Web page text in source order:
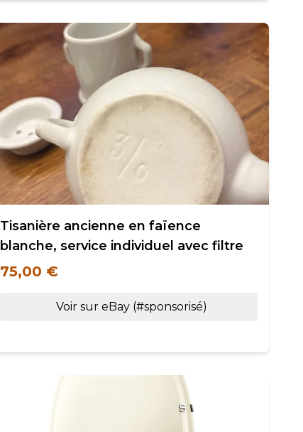
Tisanière ancienne en faïence
blanche, service individuel avec filtre
75,00 €
Voir sur eBay (#sponsorisé)